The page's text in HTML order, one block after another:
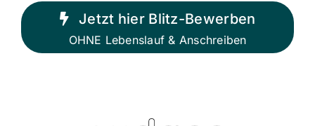
Jetzt hier Blitz-Bewerben
OHNE Lebenslauf & Anschreiben